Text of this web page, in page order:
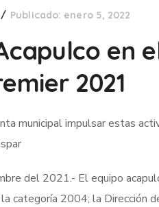
Publicado: enero 5, 2022
en
2021
municipal impulsar estas
del 2021.- El equipo
categoría 2004; la Dirección